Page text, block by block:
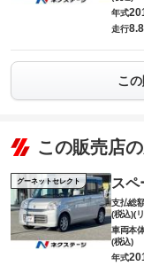
年式
走行
こ
この販売店
グーネットセレクト スペ
支払総
(税込)(
車両本
(税込)
年式